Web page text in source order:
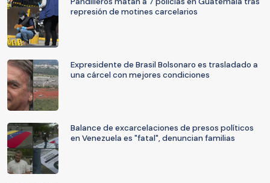
represión de motines carcelarios
Expresidente de Brasil Bolsonaro es trasladado a
una cárcel con mejores condiciones
Balance de excarcelaciones de presos políticos
en Venezuela es "fatal", denuncian familias